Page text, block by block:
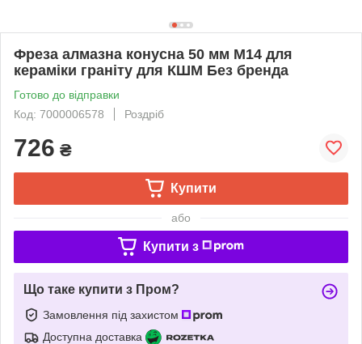
Фреза алмазна конусна 50 мм M14 для
кераміки граніту для КШМ Без бренда
Готово до відправки
Код: 7000006578
Роздріб
726 ₴
Купити
або
Купити з
Що таке купити з Пром?
Замовлення під захистом
Доступна доставка